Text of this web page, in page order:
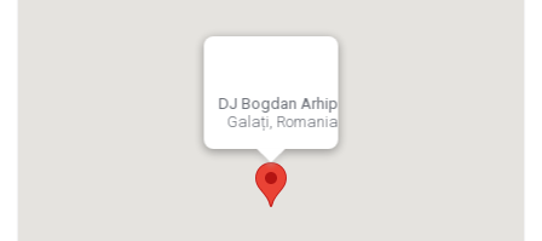
DJ Bogdan Arhip
Galați, Romania